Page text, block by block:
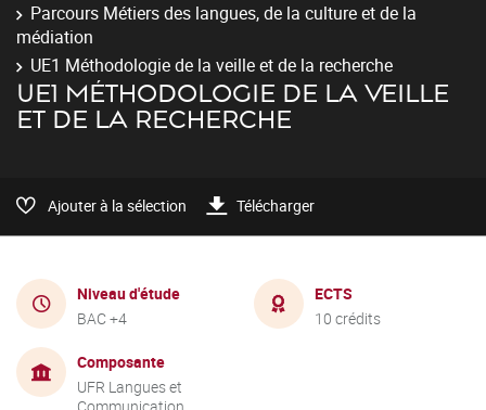
Parcours Métiers des langues, de la culture et de la
médiation
UE1 Méthodologie de la veille et de la recherche
UE1 MÉTHODOLOGIE DE LA VEILLE
ET DE LA RECHERCHE
Ajouter à la sélection Télécharger
Niveau d'étude
BAC +4
ECTS
10 crédits
Composante
UFR Langues et
Communication